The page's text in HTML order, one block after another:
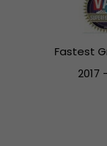
Fastest
2017